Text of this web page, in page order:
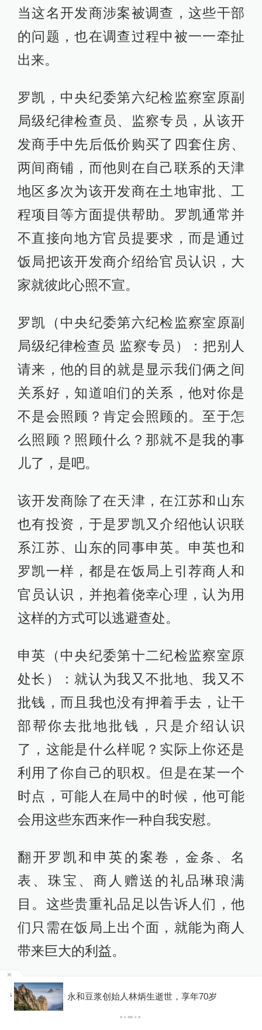
当这名开发商涉案被调查，这些干部
的问题，也在调查过程中被一一牵扯
出来。
罗凯，中央纪委第六纪检监察室原副
局级纪律检查员、监察专员，从该开
发商手中先后低价购买了四套住房、
两间商铺，而他则在自己联系的天津
地区多次为该开发商在土地审批、工
程项目等方面提供帮助。罗凯通常并
不直接向地方官员提要求，而是通过
饭局把该开发商介绍给官员认识，大
家就彼此心照不宣。
罗凯（中央纪委第六纪检监察室原副
局级纪律检查员 监察专员）：把别人
请来，他的目的就是显示我们俩之间
关系好，知道咱们的关系，他对你是
不是会照顾？肯定会照顾的。至于怎
么照顾？照顾什么？那就不是我的事
儿了，是吧。
该开发商除了在天津，在江苏和山东
也有投资，于是罗凯又介绍他认识联
系江苏、山东的同事申英。申英也和
罗凯一样，都是在饭局上引荐商人和
官员认识，并抱着侥幸心理，认为用
这样的方式可以逃避查处。
申英（中央纪委第十二纪检监察室原
处长）：就认为我又不批地、我又不
批钱，而且我也没有押着手去，让干
部帮你去批地批钱，只是介绍认识
了，这能是什么样呢？实际上你还是
利用了你自己的职权。但是在某一个
时点，可能人在局中的时候，他可能
会用这些东西来作一种自我安慰。
翻开罗凯和申英的案卷，金条、名
表、珠宝、商人赠送的礼品琳琅满
目。这些贵重礼品足以告诉人们，他
们只需在饭局上出个面，就能为商人
带来巨大的利益。
陈劲松（中央纪委纪检监察干部监督
室工作人员）：这个金条不是说一根
永和豆浆创始人林炳生逝世，享年70岁